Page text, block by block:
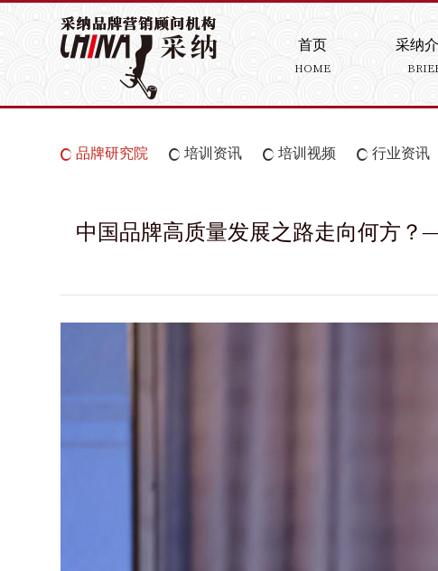
首页
HOME
采纳
品牌研究院 培训资讯 培训视频 行业资讯
中国品牌高质量发展之路走向何方